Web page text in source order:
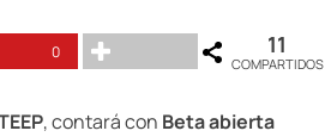
0 11
COMPARTIDOS
, contará con Beta abierta